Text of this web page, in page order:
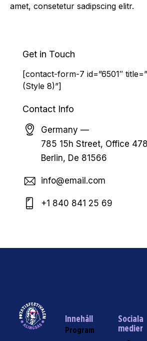
amet, consetetur sadipscing elitr.
Get in Touch
[contact-form-7 id=”6501″
(Style 8)”]
Contact Info
Germany —
785 15h Street, Office 478
Berlin, De 81566
info@email.com
+1 840 841 25 69
Innehåll
Program
Sociala
medier